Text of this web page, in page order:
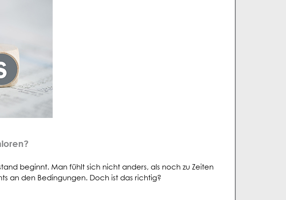
beginnt. Man fühlt sich nicht anders, als noch zu Zeiten
an den Bedingungen. Doch ist das richtig?